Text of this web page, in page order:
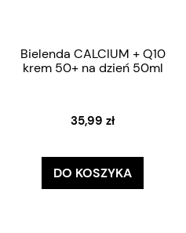
Bielenda CALCIUM + Q10
krem 50+ na dzień 50ml
35,99 zł
DO KOSZYKA